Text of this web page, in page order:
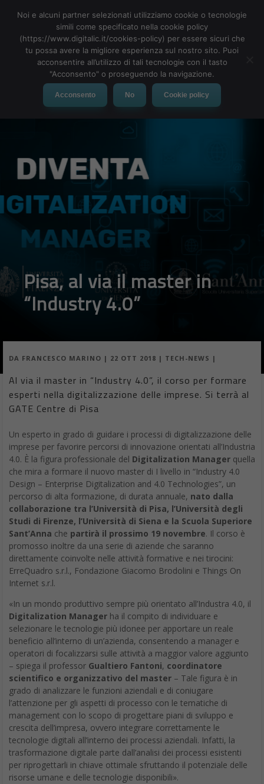
MENU
Pisa, al via il master in
“Industry 4.0”
DA FRANCESCO MARINO | 22 OTT 2018 | TECH-NEWS |
Al via il master in “Industry 4.0”, il corso per formare
esperti nella digitalizzazione delle imprese. Si terrà al
GATE Centre di Pisa
Un esperto in grado di guidare i processi di digitalizzazione delle
imprese per favorire percorsi di innovazione orientati all’Industria
4.0. È la figura professionale del Digitalization Manager quella
che mira a formare il nuovo master di I livello in “Industry 4.0
Design – Enterprise Digitalization and 4.0 Technologies”, un
percorso di alta formazione, di durata annuale, nato dalla
collaborazione tra l’Università di Pisa, l’Università degli
Studi di Firenze, l’Università di Siena e la Scuola Superiore
Sant’Anna che partirà il prossimo 19 novembre. Il corso è
promosso inoltre da una serie di aziende che saranno
direttamente coinvolte nelle attività formative e nei tirocini:
ErreQuadro s.r.l., Fondazione Giacomo Brodolini e Things On
Internet s.r.l.
«In un mondo produttivo sempre più orientato all’Industra 4.0, il
Digitalization Manager ha il compito di individuare e
selezionare le tecnologie più idonee per apportare un reale
beneficio all’interno di un’azienda, consentendo a manager e
operatori di focalizzarsi sulle attività a maggior valore aggiunto
– spiega il professor Gualtiero Fantoni, coordinatore
scientifico e organizzativo del master – Tale figura è in
grado di analizzare le funzioni aziendali e di coniugare
l’attenzione per gli aspetti di processo con le tematiche di
management con lo scopo di progettare piani di sviluppo e
crescita dell’impresa, ovvero integrare correttamente le
tecnologie digitali all’interno dei processi aziendali. Infatti, la
trasformazione digitale parte dall’analisi dei processi esistenti
per riprogettarli in chiave ottimale sfruttando il potenziale delle
risorse umane e delle tecnologie disponibili».
Noi e alcuni partner selezionati utilizziamo cookie o tecnologie
simili come specificato nella cookie policy
(https://www.digitalic.it/cookies-policy) per essere sicuri che
tu possa avere la migliore esperienza sul nostro sito. Puoi
acconsentire all’utilizzo di tali tecnologie con il tasto
"Acconsento" o proseguendo la navigazione.
Acconsento No Cookie policy